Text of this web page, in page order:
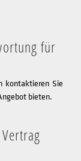
für
kontaktieren Sie
bieten.